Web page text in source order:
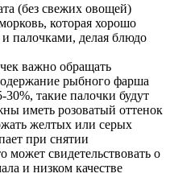
(без свежих овощей)
которая хорошо
палочками, делая блюдо
важно обращать
рыбного фарша
30%, такие палочки будут
иметь розоватый оттенок
желтых или серых
при снятии
может свидетельствовать о
и низком качестве